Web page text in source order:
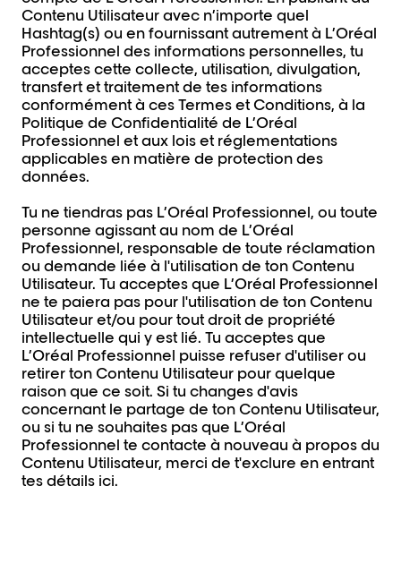
Contenu Utilisateur avec n’importe quel
Hashtag(s) ou en fournissant autrement à L’Oréal
Professionnel des informations personnelles, tu
acceptes cette collecte, utilisation, divulgation,
transfert et traitement de tes informations
conformément à ces Termes et Conditions, à la
Politique de Confidentialité de L’Oréal
Professionnel et aux lois et réglementations
applicables en matière de protection des
données.
Tu ne tiendras pas L’Oréal Professionnel, ou toute
personne agissant au nom de L’Oréal
Professionnel, responsable de toute réclamation
ou demande liée à l'utilisation de ton Contenu
Utilisateur. Tu acceptes que L’Oréal Professionnel
ne te paiera pas pour l'utilisation de ton Contenu
Utilisateur et/ou pour tout droit de propriété
intellectuelle qui y est lié. Tu acceptes que
L’Oréal Professionnel puisse refuser d'utiliser ou
retirer ton Contenu Utilisateur pour quelque
raison que ce soit. Si tu changes d'avis
concernant le partage de ton Contenu Utilisateur,
ou si tu ne souhaites pas que L’Oréal
Professionnel te contacte à nouveau à propos du
Contenu Utilisateur, merci de t'exclure en entrant
tes détails ici.